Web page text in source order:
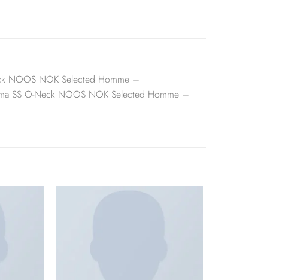
NOOS NOK Selected Homme –
SS O-Neck NOOS NOK Selected Homme –